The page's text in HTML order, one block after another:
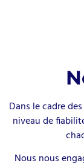
Dans le cadre
niveau de
Nous nous